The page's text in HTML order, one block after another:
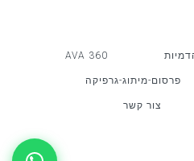
AVA 360
פרסום-מיתוג-גרפיקה
צור קשר